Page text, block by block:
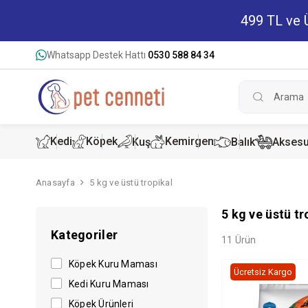
499 TL ve
Whatsapp Destek Hattı 0530 588 84 34
Kedi Köpek Kuş Kemirgen Balık
Anasayfa 5 kg ve üstü tropikal
Kategoriler
Köpek Kuru Maması
Kedi Kuru Maması
Köpek Ürünleri
5 kg ve üstü
11 Ürün
Ücretsiz Kargo